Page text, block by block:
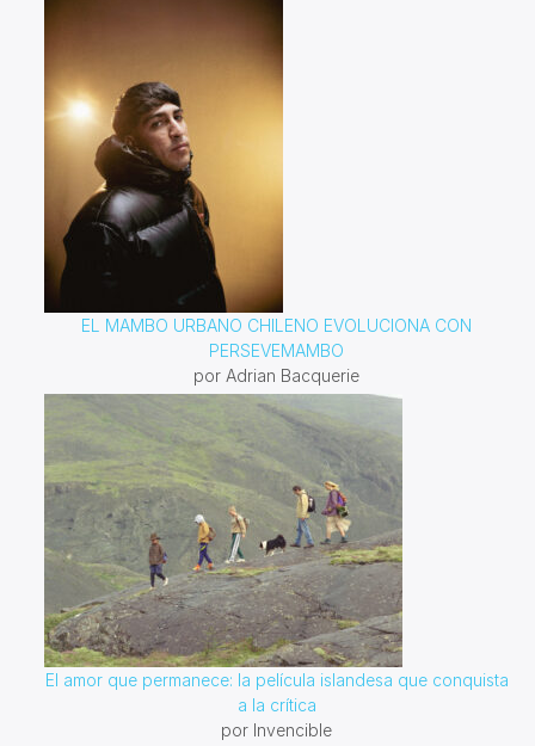
EL MAMBO URBANO CHILENO EVOLUCIONA CON
PERSEVEMAMBO
por Adrian Bacquerie
El amor que permanece: la película islandesa que conquista
a la crítica
por Invencible